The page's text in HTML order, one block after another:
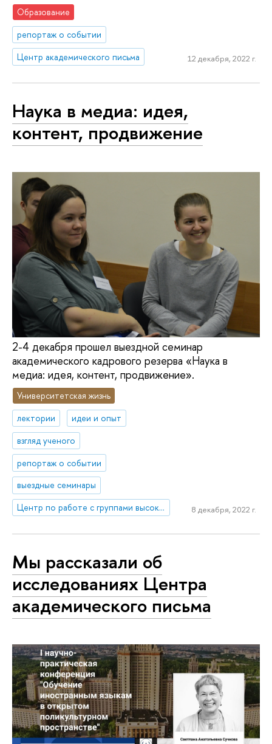
Образование
репортаж о событии
Центр академического письма
12 декабря, 2022 г.
Наука в медиа: идея,
контент, продвижение
2-4 декабря прошел выездной семинар
академического кадрового резерва «Наука в
медиа: идея, контент, продвижение».
Университетская жизнь
лектории
идеи и опыт
взгляд ученого
репортаж о событии
выездные семинары
Центр по работе с группами высокого профессионального потенциала
8 декабря, 2022 г.
Мы рассказали об
исследованиях Центра
академического письма